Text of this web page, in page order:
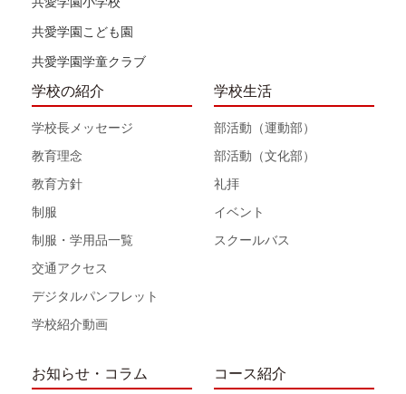
共愛学園こども園
共愛学園学童クラブ
学校の紹介
学校長メッセージ
教育理念
教育方針
制服
制服・学用品一覧
交通アクセス
デジタルパンフレット
学校紹介動画
学校生活
部活動（運動部）
部活動（文化部）
礼拝
イベント
スクールバス
お知らせ・コラム コース紹介